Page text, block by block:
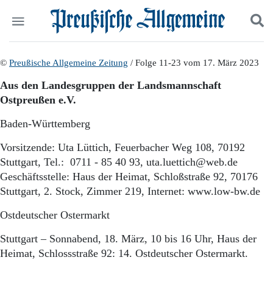
Start
Wer wir sind
Politik
Wirtschaft
Geschichte
Ostpreußen
Pommern
Berlin-Brandenburg
Schlesien
Danzig und Westpreußen
Suchen und finden
© Preußische Allgemeine Zeitung / Folge 11-23 vom 17. März 2023
Aus den Landesgruppen der Landsmannschaft
Ostpreußen e.V.
Baden-Württemberg
Vorsitzende: Uta Lüttich, Feuerbacher Weg 108, 70192
Stuttgart, Tel.: 0711 - 85 40 93, uta.luettich@web.de
Geschäftsstelle: Haus der Heimat, Schloßstraße 92, 70176
Stuttgart, 2. Stock, Zimmer 219, Internet: www.low-bw.de
Ostdeutscher Ostermarkt
Stuttgart – Sonnabend, 18. März, 10 bis 16 Uhr, Haus der
Heimat, Schlossstraße 92: 14. Ostdeutscher Ostermarkt.